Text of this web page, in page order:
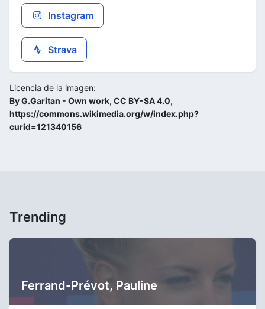
Instagram
Strava
Licencia de la imagen:
By G.Garitan - Own work, CC BY-SA 4.0,
https://commons.wikimedia.org/w/index.php?
curid=121340156
Trending
Ferrand-Prévot, Pauline